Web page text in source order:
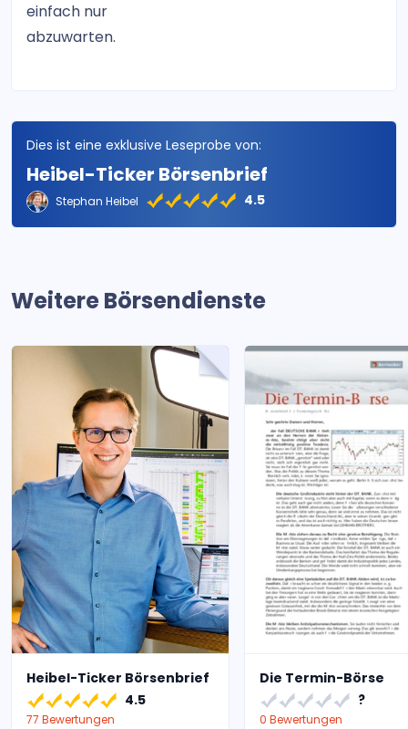
einfach nur
abzuwarten.
Dies ist eine exklusive Leseprobe von:
Heibel-Ticker Börsenbrief
Stephan Heibel 4.5
Weitere Börsendienste
Heibel-Ticker Börsenbrief
4.5
77 Bewertungen
Die Termin-Börse
?
0 Bewertungen